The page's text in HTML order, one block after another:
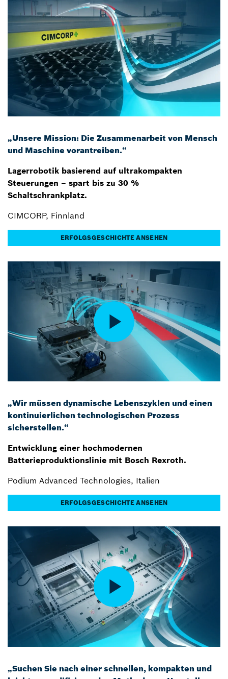
„Unsere Mission: Die Zusammenarbeit von Mensch
und Maschine vorantreiben.“
Lagerrobotik basierend auf ultrakompakten
Steuerungen – spart bis zu 30 %
Schaltschrankplatz.
CIMCORP, Finnland
ERFOLGSGESCHICHTE ANSEHEN
„Wir müssen dynamische Lebenszyklen und einen
kontinuierlichen technologischen Prozess
sicherstellen.“
Entwicklung einer hochmodernen
Batterieproduktionslinie mit Bosch Rexroth.
Podium Advanced Technologies, Italien
ERFOLGSGESCHICHTE ANSEHEN
„Suchen Sie nach einer schnellen, kompakten und